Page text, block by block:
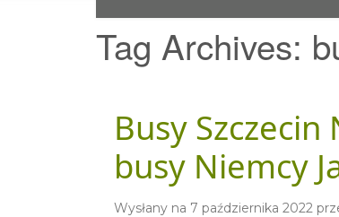
Tag Archives:
Busy
busy Niemcy
Wysłany na 7 października 2022